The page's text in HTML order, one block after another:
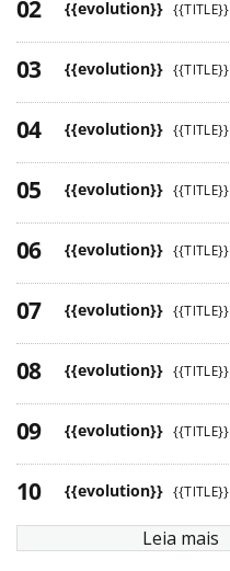
{{evolution}} {{TITLE}}
{{evolution}} {{TITLE}}
{{evolution}} {{TITLE}}
{{evolution}} {{TITLE}}
{{evolution}} {{TITLE}}
{{evolution}} {{TITLE}}
{{evolution}} {{TITLE}}
{{evolution}} {{TITLE}}
{{evolution}} {{TITLE}}
Leia mais